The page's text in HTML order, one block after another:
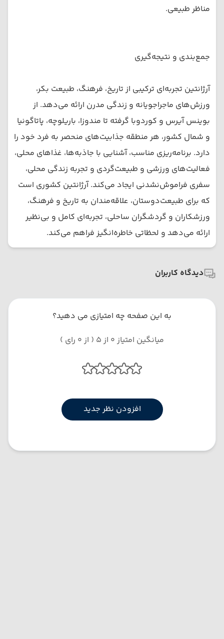
مناظر طبیعی.
جمع‌بندی و نتیجه‌گیری
آرژانتین تجربه‌ای ترکیبی از تاریخ، فرهنگ، طبیعت بکر،
ورزش‌های ماجراجویانه و زندگی مدرن ارائه می‌دهد. از
بوینس آیرس و کوردوبا گرفته تا مندوزا، باریلوچه، پاتاگونیا
و شمال کشور، هر منطقه جذابیت‌های منحصر به فرد خود را
دارد. برنامه‌ریزی مناسب، آشنایی با جاذبه‌ها، غذاهای محلی،
فعالیت‌های ورزشی و طبیعت‌گردی و تجربه زندگی محلی،
سفری فراموش‌نشدنی ایجاد می‌کند. آرژانتین کشوری است
که برای طبیعت‌دوستان، علاقه‌مندان به تاریخ و فرهنگ،
ورزشکاران و گردشگران ساحلی، تجربه‌ای کامل و بی‌نظیر
ارائه می‌دهد و لحظاتی خاطره‌انگیز فراهم می‌کند.
دیدگاه کاربران
به این صفحه چه امتیازی می دهید؟
میانگین امتیاز 0 از 5 ( از 0 رای )
افزودن نظر جدید